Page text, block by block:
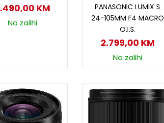
KM
Na zalihi
PANASONIC LUMIX S
24-105MM F4 MACRO
O.I.S.
2.799,00 KM
Na zalihi